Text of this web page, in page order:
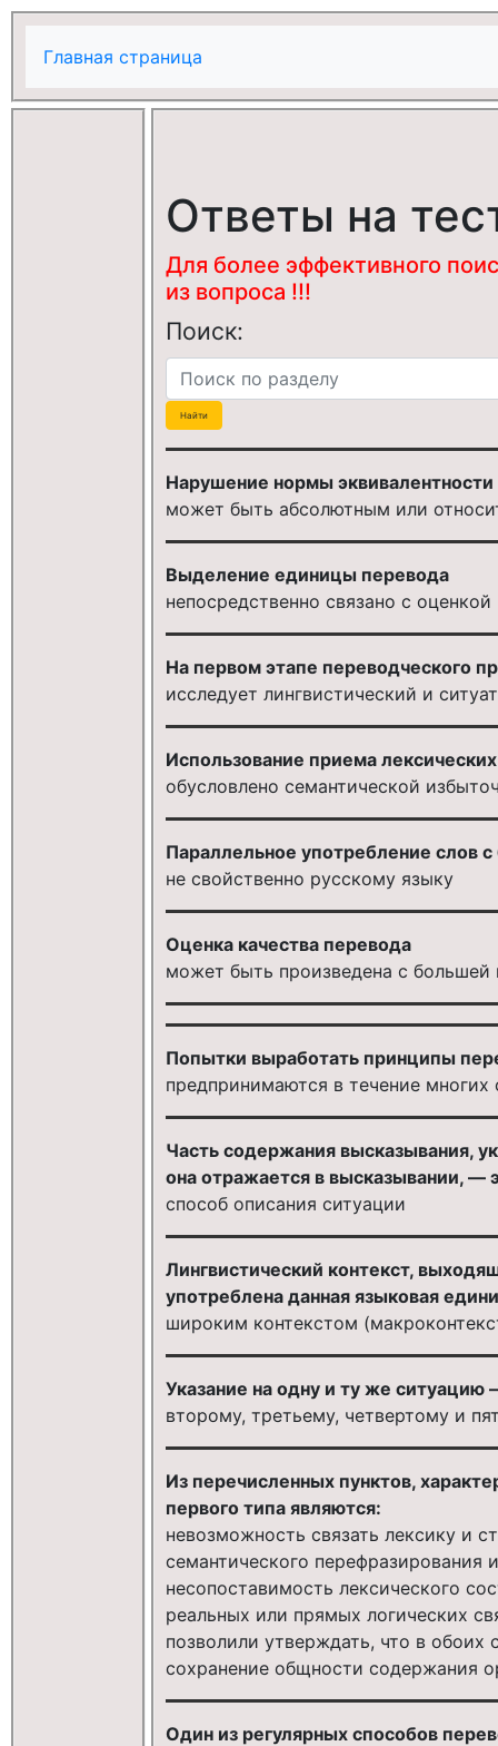
Главная страница
Ответы на
Для более эффективного
из вопроса !!!
Поиск:
Нарушение нормы
может быть абсолютным или
Выделение единицы перевода
непосредственно связано с
На первом этапе переводческого
исследует лингвистический и
Использование приема
обусловлено семантической
Параллельное употребление слов
не свойственно русскому языку
Оценка качества перевода
может быть произведена с
Попытки выработать принципы
предпринимаются в течение многих
Часть содержания высказывания,
она отражается в высказывании, —
способ описания ситуации
Лингвистический контекст,
употреблена данная языковая
широким контекстом
Указание на одну и ту же
второму, третьему, четвертому и
Из перечисленных пунктов,
первого типа являются:
невозможность связать лексику и
семантического перефразирования
несопоставимость лексического
реальных или прямых логических
позволили утверждать, что в
сохранение общности содержания
Один из регулярных способов